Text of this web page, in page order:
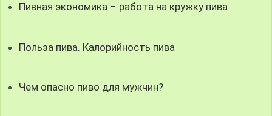
Пивная экономика – работа на кружку пива
Польза пива. Калорийность пива
Чем опасно пиво для мужчин?